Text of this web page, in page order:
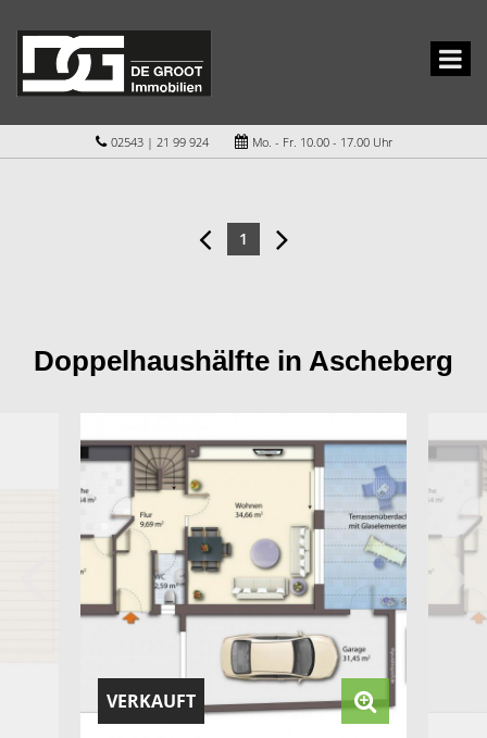
02543 | 21 99 924 Mo. - Fr. 10.00 - 17.00 Uhr
1
Doppelhaushälfte in Ascheberg
VERKAUFT